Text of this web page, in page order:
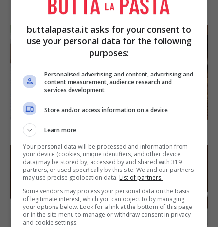
IN PRIMO PIANO
Arista di maiale al latte
buttalapasta.it asks for your consent to
use your personal data for the following
purposes:
Personalised advertising and content, advertising and
content measurement, audience research and
services development
Store and/or access information on a device
Learn more
Your personal data will be processed and information from
your device (cookies, unique identifiers, and other device
data) may be stored by, accessed by and shared with 319
partners, or used specifically by this site. We and our partners
may use precise geolocation data. List of partners.
Some vendors may process your personal data on the basis
of legitimate interest, which you can object to by managing
your options below. Look for a link at the bottom of this page
or in the site menu to manage or withdraw consent in privacy
and cookie settings.